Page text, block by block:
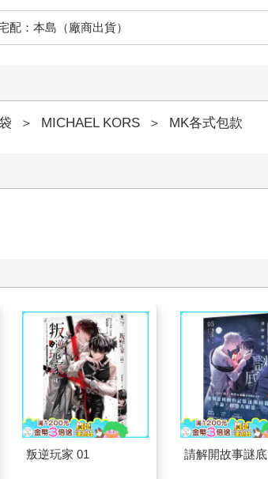
配：本島（廠商出貨）
＞ MICHAEL KORS ＞ MK各式包款
叛逆玩家 01 請解開故事謎